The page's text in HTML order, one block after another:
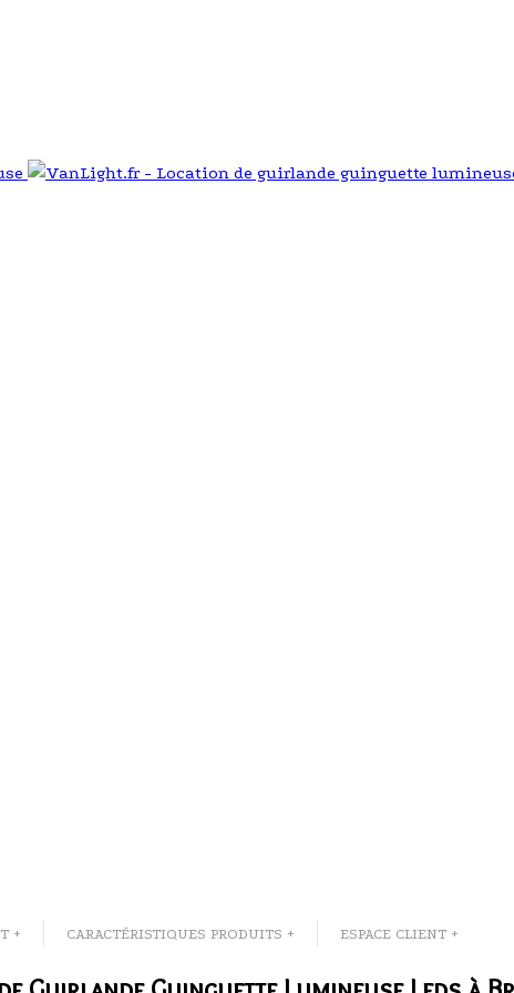
+ CARACTÉRISTIQUES PRODUITS + ESPACE CLIENT +